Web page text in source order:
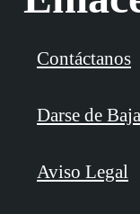
Contáctanos
Darse de
Aviso Legal